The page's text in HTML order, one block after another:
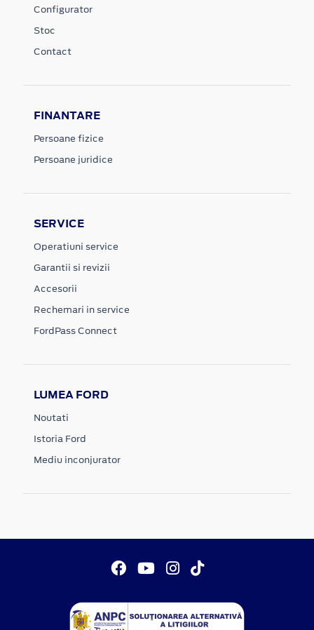
Configurator
Stoc
Contact
FINANTARE
Persoane fizice
Persoane juridice
SERVICE
Operatiuni service
Garantii si revizii
Accesorii
Rechemari in service
FordPass Connect
LUMEA FORD
Noutati
Istoria Ford
Mediu inconjurator